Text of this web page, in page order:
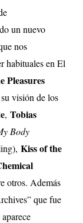
un nuevo
nos
habituales en El
Pleasures
visión de los
, Tobias
Body
, Kiss of the
otros. Además
que fue